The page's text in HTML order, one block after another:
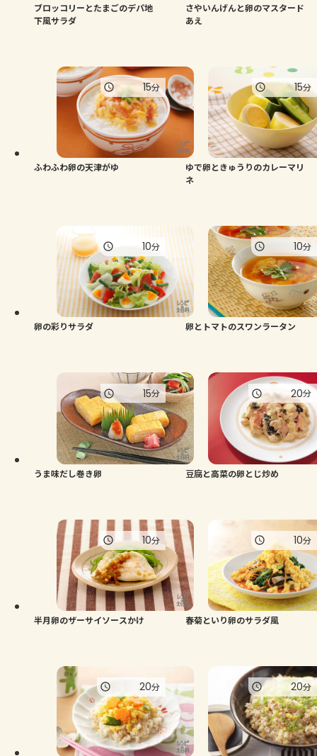
ブロッコリーとたまごのデパ地
下風サラダ
さやいんげんと卵のマスタード
あえ
ふわふわ卵の天津がゆ
15分
ゆで卵ときゅうりのカレーマリ
ネ
15分
卵の彩りサラダ
10分
卵とトマトのスワンラータン
10分
うま味だし巻き卵
15分
豆腐と高菜の卵とじ炒め
20分
半月卵のザーサイソースかけ
10分
春菊といり卵のサラダ風
10分
20分 20分